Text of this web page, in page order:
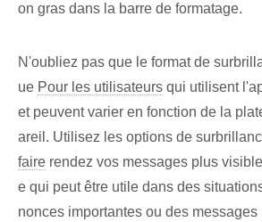
on gras dans la barre de formatage.
N'oubliez pas que le format de
ue Pour les utilisateurs qui utilisent
et peuvent varier en fonction de la
areil. Utilisez les options de
faire rendez vos messages plus
e qui peut être utile dans des
nonces importantes ou des